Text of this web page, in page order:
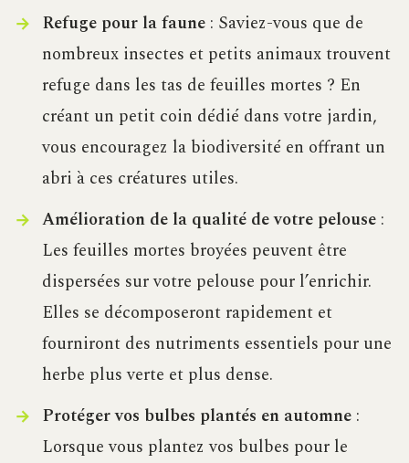
Refuge pour la faune: Saviez-vous que de
nombreux insectes et petits animaux trouvent
refuge dans les tas de feuilles mortes ? En
créant un petit coin dédié dans votre jardin,
vous encouragez la biodiversité en offrant un
abri à ces créatures utiles.
Amélioration de la qualité de votre pelouse:
Les feuilles mortes broyées peuvent être
dispersées sur votre pelouse pour l’enrichir.
Elles se décomposeront rapidement et
fourniront des nutriments essentiels pour une
herbe plus verte et plus dense.
Protéger vos bulbes plantés en automne:
Lorsque vous plantez vos bulbes pour le